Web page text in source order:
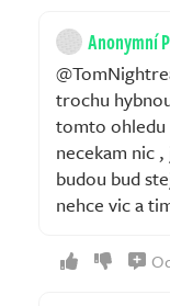
Anonymní
trochu
tomto ohledu
necekam nic
budou bud
nehce vic a